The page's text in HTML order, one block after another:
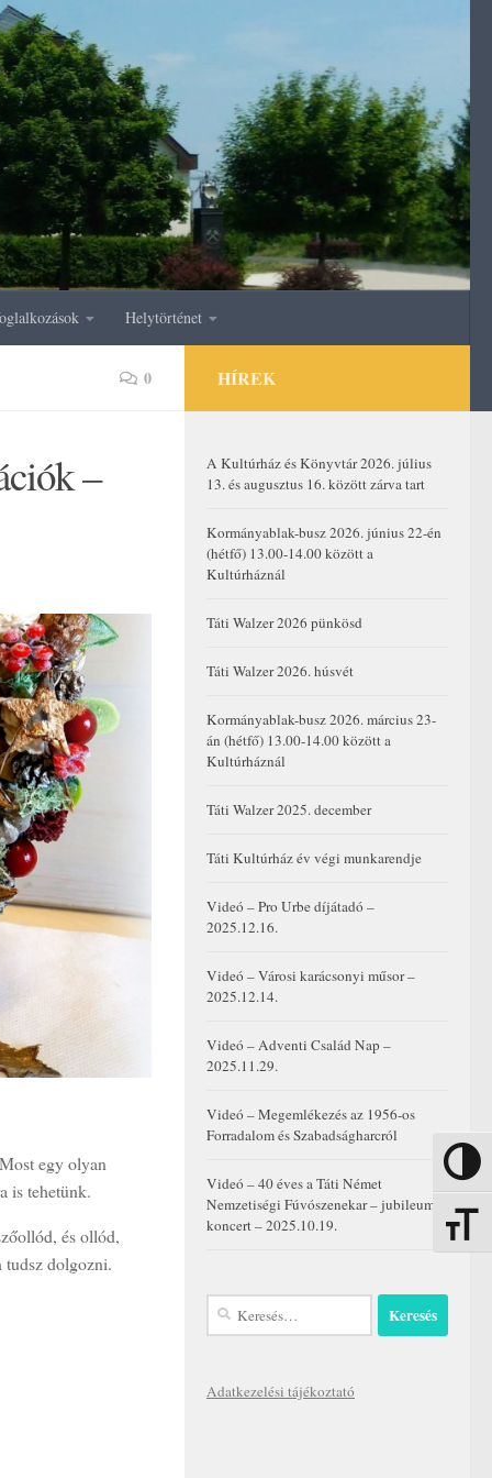
Nagy
Helytörténet
0
–
egy olyan
is tehetünk.
és ollód,
tudsz dolgozni.
HÍREK
A Kultúrház és Könyvtár 2026. július
13. és augusztus 16. között zárva tart
Kormányablak-busz 2026. június 22-én
(hétfő) 13.00-14.00 között a
Kultúrháznál
Táti Walzer 2026 pünkösd
Táti Walzer 2026. húsvét
Kormányablak-busz 2026. március 23-
án (hétfő) 13.00-14.00 között a
Kultúrháznál
Táti Walzer 2025. december
Táti Kultúrház év végi munkarendje
Videó – Pro Urbe díjátadó –
2025.12.16.
Videó – Városi karácsonyi műsor –
2025.12.14.
Videó – Adventi Család Nap –
2025.11.29.
Videó – Megemlékezés az 1956-os
Forradalom és Szabadságharcról
Videó – 40 éves a Táti Német
Nemzetiségi Fúvószenekar – jubileumi
koncert – 2025.10.19.
Keresés:
Adatkezelési tájékoztató